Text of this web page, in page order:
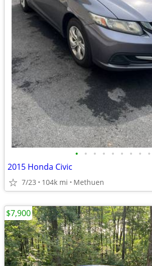
• • • • • • • • •
2015 Honda Civic
7/23 104k mi Methuen
$7,900